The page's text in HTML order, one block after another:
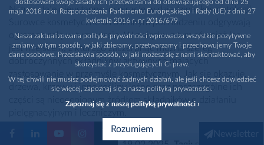
Natura daje nieustanne inspiracje w dziedzinie kosmetologii.
Surowce kosmetyczne o roślinnym pochodzeniu odgrywają
ogromną rolę w tym nurcie. W związku z tym również las
jest miejscem, z którego zaczerpnąć można szereg
dobroczynnych składników aktywnych mających
zastosowanie w przemyśle kosmetycznym. Jak się okazuje,
drzewa, krzewy i inne rośliny leśne oraz poszczególne ich
części są nieocenionym źródłem składników o działaniu
dostosowała swoje zasady ich przetwarzania do obowiązującego od dnia 25
maja 2018 roku Rozporządzenia Parlamentu Europejskiego i Rady (UE) z dnia 27
kwietnia 2016 r. nr 2016/679
Nasza zaktualizowana polityka prywatności wprowadza wszystkie pozytywne
zmiany, w tym sposób, w jaki zbieramy, przetwarzamy i przechowujemy Twoje
dane osobowe. Przedstawia sposób, w jaki możesz się z nami skontaktować, aby
skorzystać z przysługujących Ci praw.
W tej chwili nie musisz podejmować żadnych działań, ale jeśli chcesz dowiedzieć
się więcej, zapoznaj się z naszą polityką prywatności.
Zapoznaj się z naszą polityką prywatności ›
Rozumiem Newsletter